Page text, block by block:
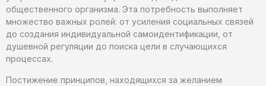
общественного организма. Эта потребность выполняет
множество важных ролей: от усиления социальных связей
до создания индивидуальной самоидентификации, от
душевной регуляции до поиска цели в случающихся
процессах.
Постижение принципов, находящихся за желанием